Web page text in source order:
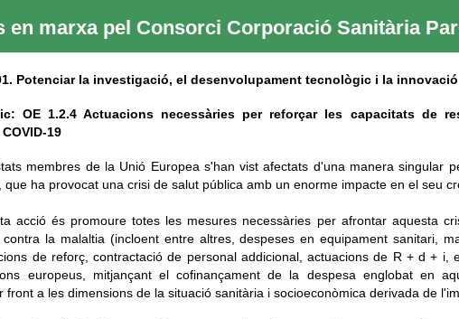
en marxa pel Consorci Corporació Sanitària
Potenciar la investigació, el desenvolupament tecnològic i la innovació
OE 1.2.4 Actuacions necessàries per reforçar les capacitats de
19
membres de la Unió Europea s'han vist afectats d'una manera singular
que ha provocat una crisi de salut pública amb un enorme impacte en el seu
acció és promoure totes les mesures necessàries per afrontar aquesta
la malaltia (incloent entre altres, despeses en equipament sanitari,
de reforç, contractació de personal addicional, actuacions de R + d + i,
europeus, mitjançant el cofinançament de la despesa englobat en
front a les dimensions de la situació sanitària i socioeconòmica derivada de